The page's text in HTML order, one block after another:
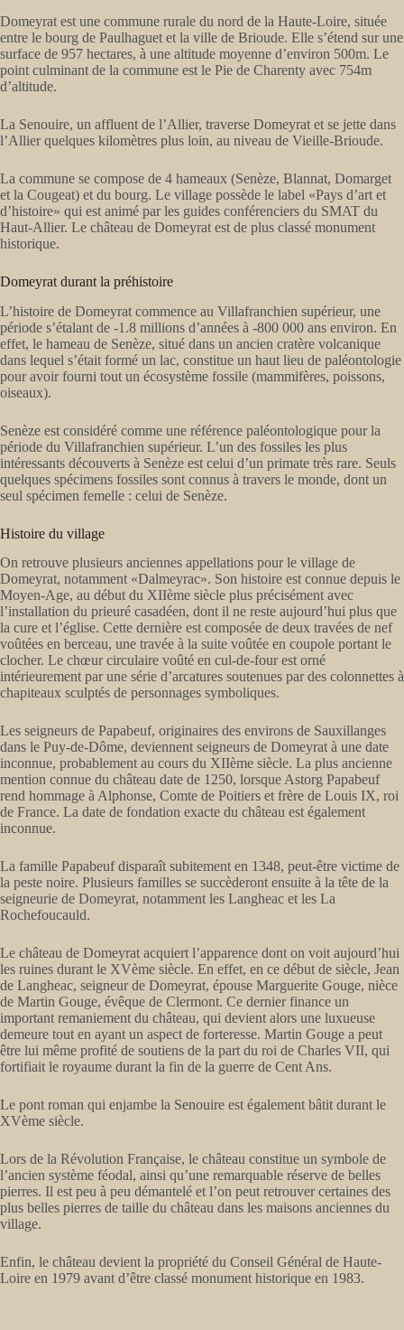
Domeyrat est une commune rurale du nord de la Haute-Loire, située
entre le bourg de Paulhaguet et la ville de Brioude. Elle s’étend sur une
surface de 957 hectares, à une altitude moyenne d’environ 500m. Le
point culminant de la commune est le Pie de Charenty avec 754m
d’altitude.
La Senouire, un affluent de l’Allier, traverse Domeyrat et se jette dans
l’Allier quelques kilomètres plus loin, au niveau de Vieille-Brioude.
La commune se compose de 4 hameaux (Senèze, Blannat, Domarget
et la Cougeat) et du bourg. Le village possède le label «Pays d’art et
d’histoire» qui est animé par les guides conférenciers du SMAT du
Haut-Allier. Le château de Domeyrat est de plus classé monument
historique.
Domeyrat durant la préhistoire
L’histoire de Domeyrat commence au Villafranchien supérieur, une
période s’étalant de -1.8 millions d’années à -800 000 ans environ. En
effet, le hameau de Senèze, situé dans un ancien cratère volcanique
dans lequel s’était formé un lac, constitue un haut lieu de paléontologie
pour avoir fourni tout un écosystème fossile (mammifères, poissons,
oiseaux).
Senèze est considéré comme une référence paléontologique pour la
période du Villafranchien supérieur. L’un des fossiles les plus
intéressants découverts à Senèze est celui d’un primate très rare. Seuls
quelques spécimens fossiles sont connus à travers le monde, dont un
seul spécimen femelle : celui de Senèze.
Histoire du village
On retrouve plusieurs anciennes appellations pour le village de
Domeyrat, notamment «Dalmeyrac». Son histoire est connue depuis le
Moyen-Age, au début du XIIème siècle plus précisément avec
l’installation du prieuré casadéen, dont il ne reste aujourd’hui plus que
la cure et l’église. Cette dernière est composée de deux travées de nef
voûtées en berceau, une travée à la suite voûtée en coupole portant le
clocher. Le chœur circulaire voûté en cul-de-four est orné
intérieurement par une série d’arcatures soutenues par des colonnettes à
chapiteaux sculptés de personnages symboliques.
Les seigneurs de Papabeuf, originaires des environs de Sauxillanges
dans le Puy-de-Dôme, deviennent seigneurs de Domeyrat à une date
inconnue, probablement au cours du XIIème siècle. La plus ancienne
mention connue du château date de 1250, lorsque Astorg Papabeuf
rend hommage à Alphonse, Comte de Poitiers et frère de Louis IX, roi
de France. La date de fondation exacte du château est également
inconnue.
La famille Papabeuf disparaît subitement en 1348, peut-être victime de
la peste noire. Plusieurs familles se succèderont ensuite à la tête de la
seigneurie de Domeyrat, notamment les Langheac et les La
Rochefoucauld.
Le château de Domeyrat acquiert l’apparence dont on voit aujourd’hui
les ruines durant le XVème siècle. En effet, en ce début de siècle, Jean
de Langheac, seigneur de Domeyrat, épouse Marguerite Gouge, nièce
de Martin Gouge, évêque de Clermont. Ce dernier finance un
important remaniement du château, qui devient alors une luxueuse
demeure tout en ayant un aspect de forteresse. Martin Gouge a peut
être lui même profité de soutiens de la part du roi de Charles VII, qui
fortifiait le royaume durant la fin de la guerre de Cent Ans.
Le pont roman qui enjambe la Senouire est également bâtit durant le
XVème siècle.
Lors de la Révolution Française, le château constitue un symbole de
l’ancien système féodal, ainsi qu’une remarquable réserve de belles
pierres. Il est peu à peu démantelé et l’on peut retrouver certaines des
plus belles pierres de taille du château dans les maisons anciennes du
village.
Enfin, le château devient la propriété du Conseil Général de Haute-
Loire en 1979 avant d’être classé monument historique en 1983.